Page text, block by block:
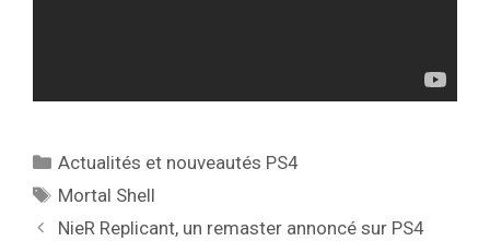
Catégories
Actualités et nouveautés PS4
Étiquettes
Mortal Shell
NieR Replicant, un remaster annoncé sur PS4